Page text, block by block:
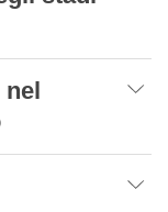
nel